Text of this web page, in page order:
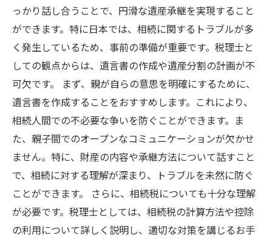
っかり話し合うことで、円滑な遺産承継を実現すること
ができます。特に日本では、相続に関するトラブルが多
く発生しているため、事前の準備が重要です。税理士と
しての観点からは、遺言書の作成や遺産分割の計画が不
可欠です。 まず、親が自らの意思を明確にするために、
遺言書を作成することをおすすめします。これにより、
相続人間での不必要な争いを防ぐことができます。ま
た、親子間でのオープンなコミュニケーションが欠かせ
ません。特に、財産の内容や承継方法について話すこと
で、相続に対する理解が深まり、トラブルを未然に防ぐ
ことができます。 さらに、相続税についても十分な理解
が必要です。税理士としては、相続税の計算方法や控除
の利用について詳しく説明し、適切な対策を講じるお手